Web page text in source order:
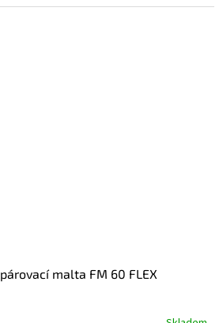
malta FM 60 FLEX